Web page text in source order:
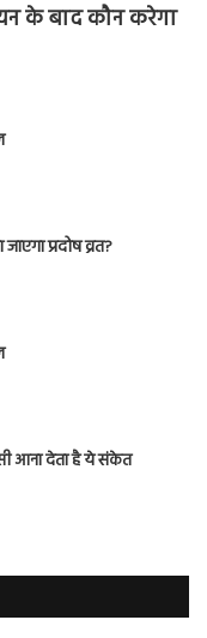
के बाद कौन करेगा
प्रदोष व्रत?
आना देता है ये संकेत